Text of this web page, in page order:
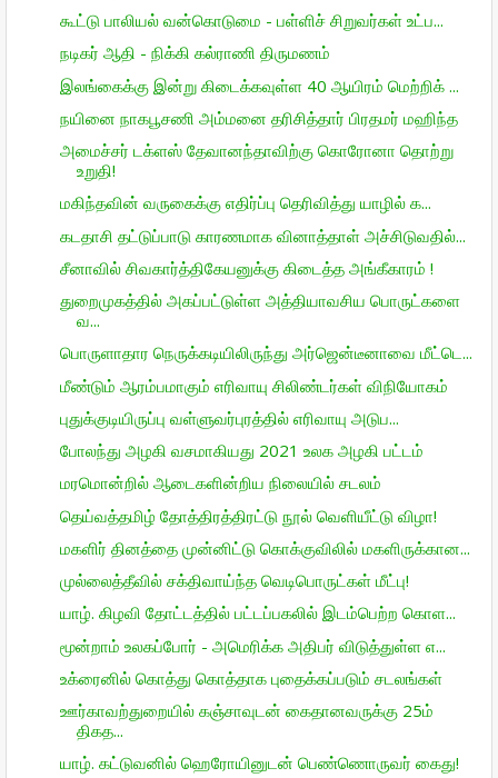
கூட்டு பாலியல் வன்கொடுமை - பள்ளிச் சிறுவர்கள் உட்ப...
நடிகர் ஆதி - நிக்கி கல்ராணி திருமணம்
இலங்கைக்கு இன்று கிடைக்கவுள்ள 40 ஆயிரம் மெற்றிக் ...
நயினை நாகபூசணி அம்மனை தரிசித்தார் பிரதமர் மஹிந்த
அமைச்சர் டக்ளஸ் தேவானந்தாவிற்கு கொரோனா தொற்று
உறுதி!
மகிந்தவின் வருகைக்கு எதிர்ப்பு தெரிவித்து யாழில் க...
கடதாசி தட்டுப்பாடு காரணமாக வினாத்தாள் அச்சிடுவதில்...
சீனாவில் சிவகார்த்திகேயனுக்கு கிடைத்த அங்கீகாரம் !
துறைமுகத்தில் அகப்பட்டுள்ள அத்தியாவசிய பொருட்களை
வ...
பொருளாதார நெருக்கடியிலிருந்து அர்ஜென்டீனாவை மீட்டெ...
மீண்டும் ஆரம்பமாகும் எரிவாயு சிலிண்டர்கள் விநியோகம்
புதுக்குடியிருப்பு வள்ளுவர்புரத்தில் எரிவாயு அடுப...
போலந்து அழகி வசமாகியது 2021 உலக அழகி பட்டம்
மரமொன்றில் ஆடைகளின்றிய நிலையில் சடலம்
தெய்வத்தமிழ் தோத்திரத்திரட்டு நூல் வெளியீட்டு விழா!
மகளிர் தினத்தை முன்னிட்டு கொக்குவிலில் மகளிருக்கான...
முல்லைத்தீவில் சக்திவாய்ந்த வெடிபொருட்கள் மீட்பு!
யாழ். கிழவி தோட்டத்தில் பட்டப்பகலில் இடம்பெற்ற கொள...
மூன்றாம் உலகப்போர் - அமெரிக்க அதிபர் விடுத்துள்ள எ...
உக்ரைனில் கொத்து கொத்தாக புதைக்கப்படும் சடலங்கள்
ஊர்காவற்துறையில் கஞ்சாவுடன் கைதானவருக்கு 25ம்
திகத...
யாழ். கட்டுவனில் ஹெரோயினுடன் பெண்ணொருவர் கைது!